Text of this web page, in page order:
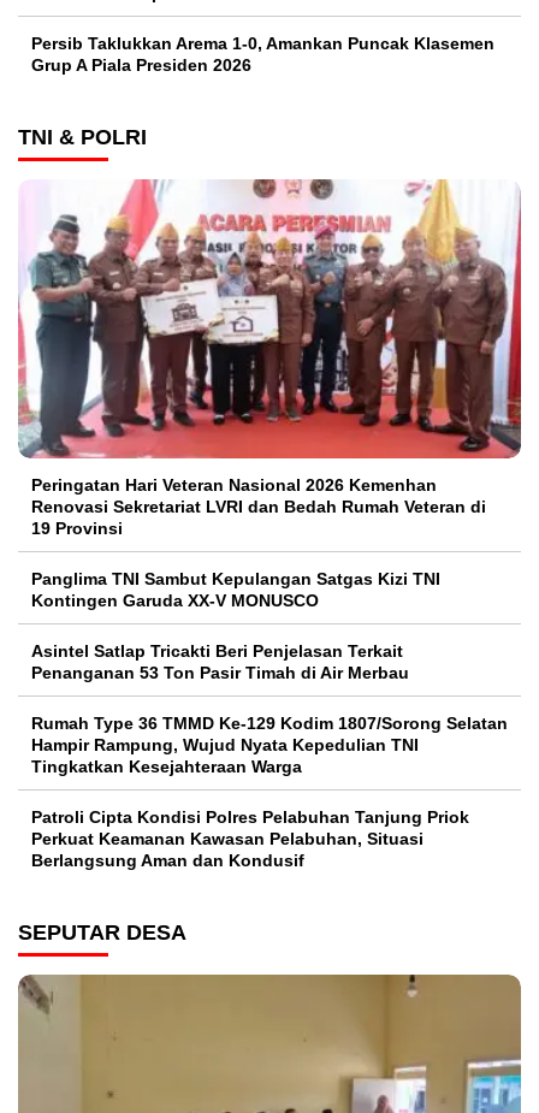
Persib Taklukkan Arema 1-0, Amankan Puncak Klasemen
Grup A Piala Presiden 2026
TNI & POLRI
Peringatan Hari Veteran Nasional 2026 Kemenhan
Renovasi Sekretariat LVRI dan Bedah Rumah Veteran di
19 Provinsi
Panglima TNI Sambut Kepulangan Satgas Kizi TNI
Kontingen Garuda XX-V MONUSCO
Asintel Satlap Tricakti Beri Penjelasan Terkait
Penanganan 53 Ton Pasir Timah di Air Merbau
Rumah Type 36 TMMD Ke-129 Kodim 1807/Sorong Selatan
Hampir Rampung, Wujud Nyata Kepedulian TNI
Tingkatkan Kesejahteraan Warga
Patroli Cipta Kondisi Polres Pelabuhan Tanjung Priok
Perkuat Keamanan Kawasan Pelabuhan, Situasi
Berlangsung Aman dan Kondusif
SEPUTAR DESA